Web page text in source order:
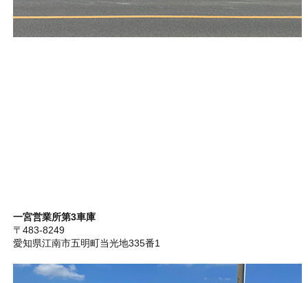
一宮営業所第3車庫
〒483-8249
愛知県江南市五明町当光地335番1